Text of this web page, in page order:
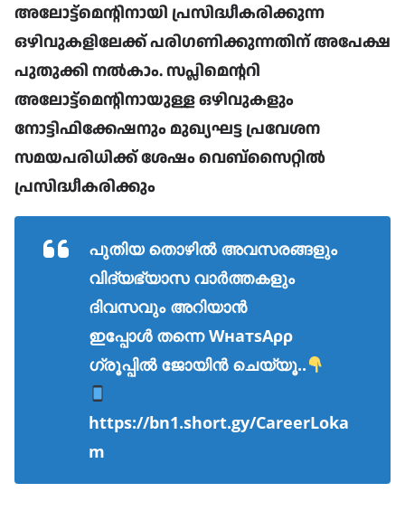
അലോട്ട്മെൻ്റിനായി പ്രസിദ്ധീകരിക്കുന്ന
ഒഴിവുകളിലേക്ക് പരിഗണിക്കുന്നതിന് അപേക്ഷ
പുതുക്കി നൽകാം.സപ്ലിമെൻ്ററി
അലോട്ട്മെൻ്റിനായുള്ള ഒഴിവുകളും
നോട്ടിഫിക്കേഷനും മുഖ്യഘട്ട പ്രവേശന
സമയപരിധിക്ക് ശേഷം വെബ്സൈറ്റിൽ
പ്രസിദ്ധീകരിക്കും
പുതിയ തൊഴിൽ അവസരങ്ങളും
വിദ്യഭ്യാസ വാർത്തകളും
ദിവസവും അറിയാൻ
ഇപ്പോൾ തന്നെ WнaтѕAρρ
ഗ്രൂപ്പിൽ ജോയിൻ ചെയ്യൂ..
https://bn1.short.gy/CareerLoka
m